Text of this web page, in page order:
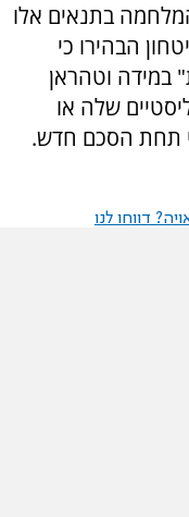
בתנאים אלו
הבהירו כי
במידה וטהראן
שלה או
תחת הסכם חדש.
דווחו לנו